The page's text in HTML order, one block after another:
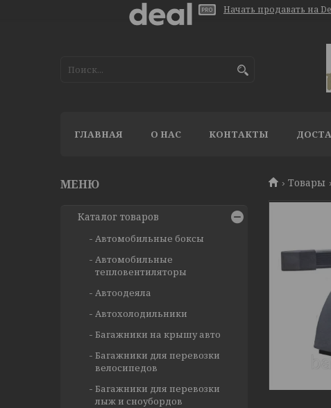
Начать продавать на
ГЛАВНАЯ О НАС КОНТАКТЫ
Товары
Каталог товаров
Автомобильные боксы
Автомобильные
тепловентиляторы
Автоодеяла
Автохолодильники
Багажники на крышу авто
Багажники для перевозки
велосипедов
Багажники для перевозки
лыж и сноубордов